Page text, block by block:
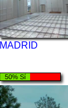
MADRID
50% Sí